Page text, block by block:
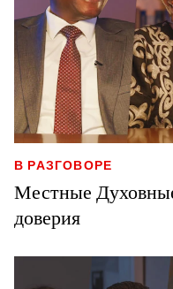
В РАЗГОВОРЕ
Местные
доверия